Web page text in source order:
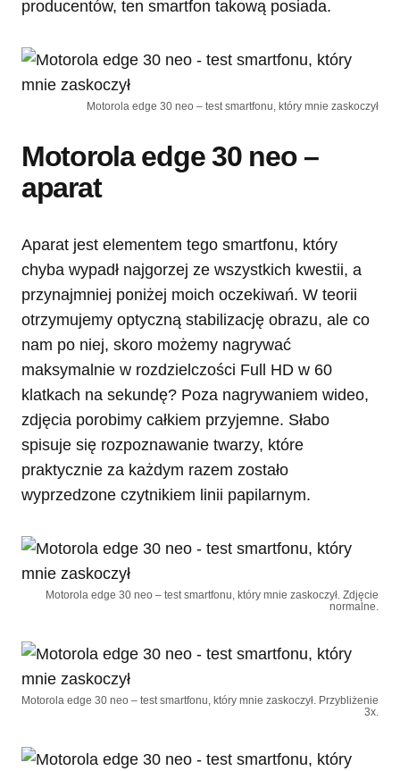
producentów, ten smartfon takową posiada.
Motorola edge 30 neo – test smartfonu, który mnie zaskoczył
Motorola edge 30 neo –
aparat
Aparat jest elementem tego smartfonu, który
chyba wypadł najgorzej ze wszystkich kwestii, a
przynajmniej poniżej moich oczekiwań. W teorii
otrzymujemy optyczną stabilizację obrazu, ale co
nam po niej, skoro możemy nagrywać
maksymalnie w rozdzielczości Full HD w 60
klatkach na sekundę? Poza nagrywaniem wideo,
zdjęcia porobimy całkiem przyjemne. Słabo
spisuje się rozpoznawanie twarzy, które
praktycznie za każdym razem zostało
wyprzedzone czytnikiem linii papilarnym.
Motorola edge 30 neo – test smartfonu, który mnie zaskoczył. Zdjęcie
normalne.
Motorola edge 30 neo – test smartfonu, który mnie zaskoczył. Przybliżenie
3x.